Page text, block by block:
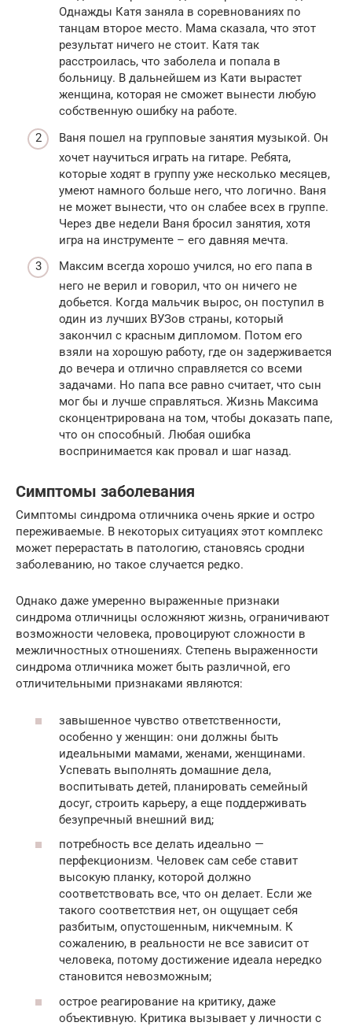
Однажды Катя заняла в соревнованиях по
танцам второе место. Мама сказала, что этот
результат ничего не стоит. Катя так
расстроилась, что заболела и попала в
больницу. В дальнейшем из Кати вырастет
женщина, которая не сможет вынести любую
собственную ошибку на работе.
Ваня пошел на групповые занятия музыкой. Он
хочет научиться играть на гитаре. Ребята,
которые ходят в группу уже несколько месяцев,
умеют намного больше него, что логично. Ваня
не может вынести, что он слабее всех в группе.
Через две недели Ваня бросил занятия, хотя
игра на инструменте – его давняя мечта.
Максим всегда хорошо учился, но его папа в
него не верил и говорил, что он ничего не
добьется. Когда мальчик вырос, он поступил в
один из лучших ВУЗов страны, который
закончил с красным дипломом. Потом его
взяли на хорошую работу, где он задерживается
до вечера и отлично справляется со всеми
задачами. Но папа все равно считает, что сын
мог бы и лучше справляться. Жизнь Максима
сконцентрирована на том, чтобы доказать папе,
что он способный. Любая ошибка
воспринимается как провал и шаг назад.
Симптомы заболевания
Симптомы синдрома отличника очень яркие и остро
переживаемые. В некоторых ситуациях этот комплекс
может перерастать в патологию, становясь сродни
заболеванию, но такое случается редко.
Однако даже умеренно выраженные признаки
синдрома отличницы осложняют жизнь, ограничивают
возможности человека, провоцируют сложности в
межличностных отношениях. Степень выраженности
синдрома отличника может быть различной, его
отличительными признаками являются:
завышенное чувство ответственности,
особенно у женщин: они должны быть
идеальными мамами, женами, женщинами.
Успевать выполнять домашние дела,
воспитывать детей, планировать семейный
досуг, строить карьеру, а еще поддерживать
безупречный внешний вид;
потребность все делать идеально —
перфекционизм. Человек сам себе ставит
высокую планку, которой должно
соответствовать все, что он делает. Если же
такого соответствия нет, он ощущает себя
разбитым, опустошенным, никчемным. К
сожалению, в реальности не все зависит от
человека, потому достижение идеала нередко
становится невозможным;
острое реагирование на критику, даже
объективную. Критика вызывает у личности с